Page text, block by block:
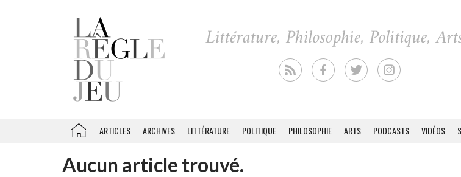
ARTICLES ARCHIVES LITTÉRATURE POLITIQUE PHILOSOPHIE ARTS PODCASTS VIDÉOS
Aucun article trouvé.